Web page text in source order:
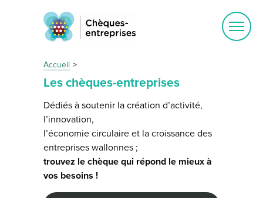
Accueil
Les chèques-entreprises
Dédiés à soutenir la création d’activité,
l’innovation,
l’économie circulaire et la croissance des
entreprises wallonnes ;
trouvez le chèque qui répond le mieux à
vos besoins !
Ouvrir
le